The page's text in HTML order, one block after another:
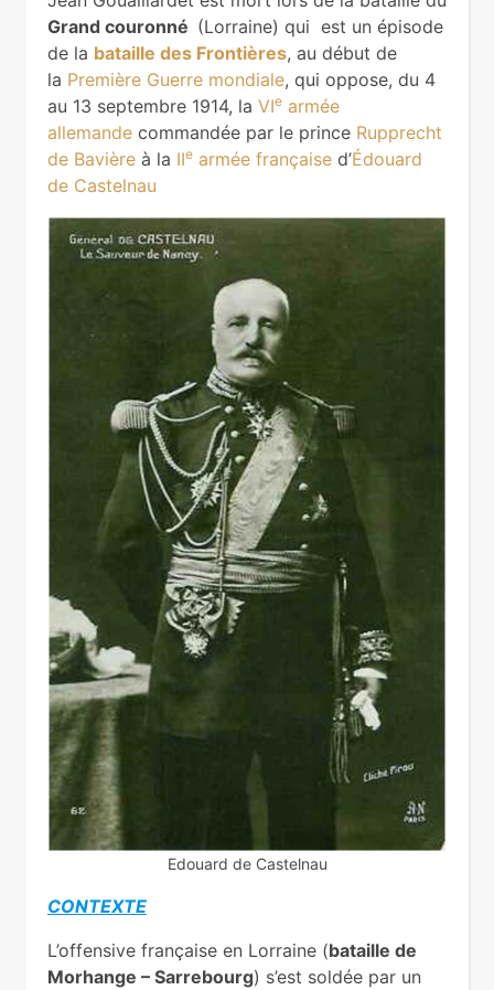
Grand couronné (Lorraine) qui est un épisode
de la bataille des Frontières, au début de
la Première Guerre mondiale, qui oppose, du 4
au 13 septembre 1914, la VIe armée
allemande commandée par le prince Rupprecht
de Bavière à la IIe armée française d’Édouard
de Castelnau
Edouard de Castelnau
CONTEXTE
L’offensive française en Lorraine (bataille de
Morhange – Sarrebourg) s’est soldée par un